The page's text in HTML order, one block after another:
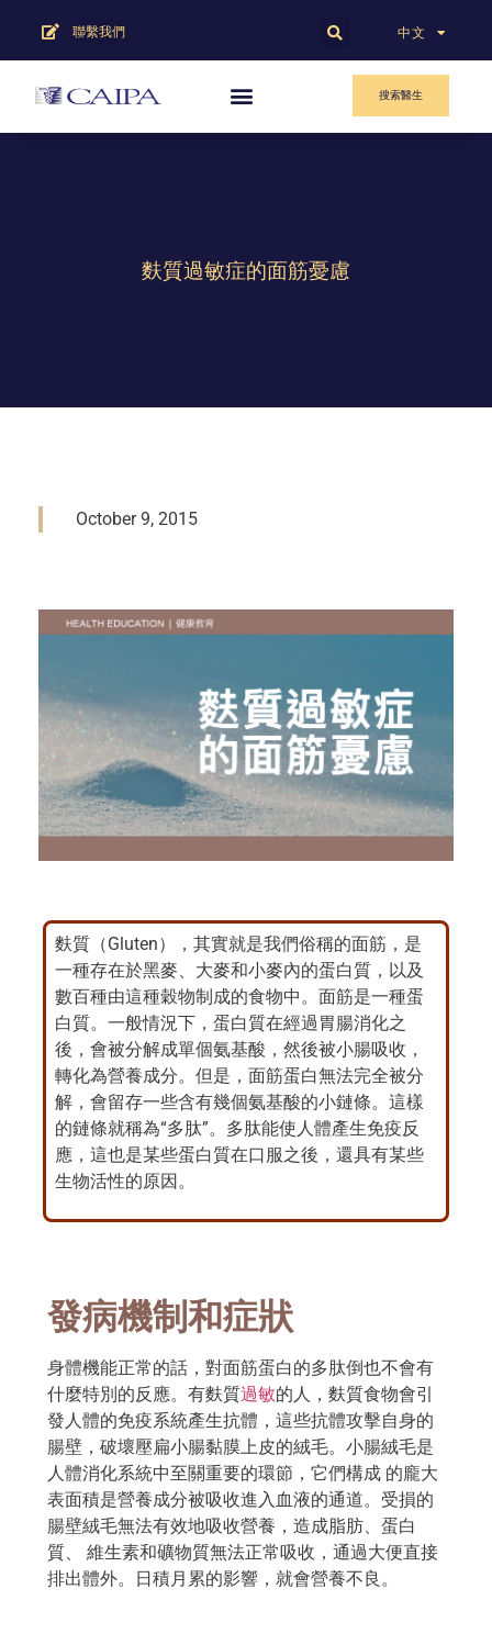
中文
English
聯繫我們
搜索醫生
麩質過敏症的面筋憂慮
October 9, 2015
麩質（Gluten），其實就是我們俗稱的面筋，是
一種存在於黑麥、大麥和小麥內的蛋白質，以及
數百種由這種穀物制成的食物中。面筋是一種蛋
白質。一般情況下，蛋白質在經過胃腸消化之
後，會被分解成單個氨基酸，然後被小腸吸收，
轉化為營養成分。但是，面筋蛋白無法完全被分
解，會留存一些含有幾個氨基酸的小鏈條。這樣
的鏈條就稱為“多肽”。多肽能使人體產生免疫反
應，這也是某些蛋白質在口服之後，還具有某些
生物活性的原因。
發病機制和症狀
身體機能正常的話，對面筋蛋白的多肽倒也不會有
什麼特別的反應。有麩質過敏的人，麩質食物會引
發人體的免疫系統產生抗體，這些抗體攻擊自身的
腸壁，破壞壓扁小腸黏膜上皮的絨毛。小腸絨毛是
人體消化系統中至關重要的環節，它們構成 的龐大
表面積是營養成分被吸收進入血液的通道。受損的
腸壁絨毛無法有效地吸收營養，造成脂肪、蛋白
質、 維生素和礦物質無法正常吸收，通過大便直接
排出體外。日積月累的影響，就會營養不良。